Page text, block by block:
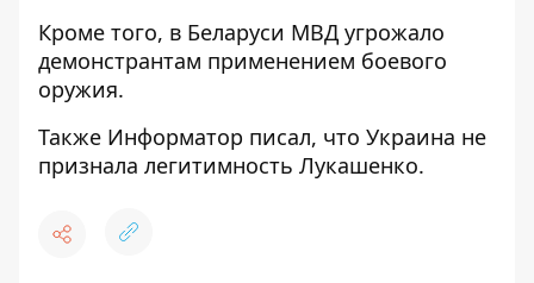
Кроме того, в Беларуси МВД угрожало
демонстрантам применением боевого
оружия.
Также Информатор писал, что Украина не
признала легитимность Лукашенко.